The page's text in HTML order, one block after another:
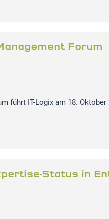
Forum
führt IT-Logix am 18. Oktober
Status in